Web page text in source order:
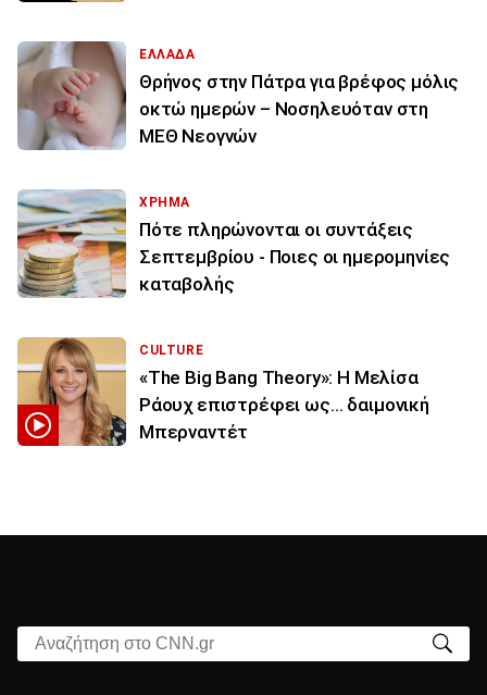
ΕΛΛΑΔΑ
Θρήνος στην Πάτρα για βρέφος μόλις
οκτώ ημερών – Νοσηλευόταν στη
ΜΕΘ Νεογνών
ΧΡΗΜΑ
Πότε πληρώνονται οι συντάξεις
Σεπτεμβρίου - Ποιες οι ημερομηνίες
καταβολής
CULTURE
«The Big Bang Theory»: Η Μελίσα
Ράουχ επιστρέφει ως… δαιμονική
Μπερναντέτ
Αναζήτηση στο CNN.gr